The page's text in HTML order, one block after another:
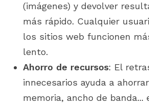
(imágenes) y devolver
más rápido. Cualquier
los sitios web funcionen
lento.
Ahorro de recursos: El
innecesarios ayuda a
memoria, ancho de banda...